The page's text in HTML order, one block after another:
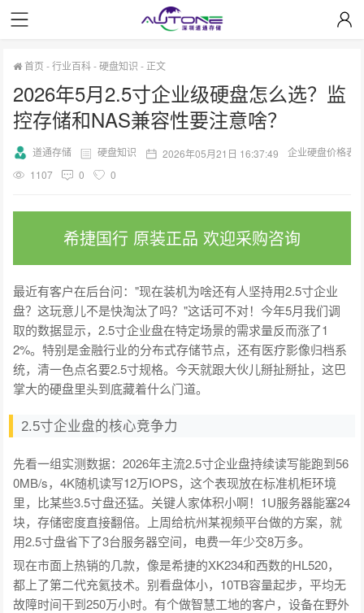
首页 -行业百科-硬盘知识 - 正文
2026年5月2.5寸企业级硬盘怎么选？监
控存储和NAS兼容性要注意啥？
道通存储 硬盘知识 2026年05月21日 16:37:49
企业硬盘价格表
1107
0 0
希捷国行 原装正品 欢迎采购咨询
最近有客户在后台问："现在装机为啥还有人坚持用2.5寸企业
盘？这玩意儿不是快淘汰了吗？"这话可不对！今年5月我们调
取的数据显示，2.5寸企业盘在特定场景的需求量反而涨了1
2%。特别是金融行业的分布式存储节点，还有医疗影像归档系
统，清一色点名要2.5寸规格。今天就跟大伙儿掰扯掰扯，这巴
掌大的硬盘里头到底藏着什么门道。
2.5寸企业盘的核心竞争力
先看一组实测数据：2026年主流2.5寸企业盘持续读写能跑到56
0MB/s，4K随机读写12万IOPS，这个表现放在标准机柜环境
里，比某些3.5寸盘还猛。关键人家体积小啊！1U服务器能塞24
块，存储密度直接翻倍。上周给杭州某视频平台做的方案，就
用2.5寸盘省下了3台服务器空间，电费一年少交8万多。
现在市面上热销的几款，像是希捷的XK234和西数的HL520，
都上了第二代充氦技术。别看盘体小，10TB容量起步，平均无
故障时间干到250万小时。有个做智慧工地的客户，设备在野外